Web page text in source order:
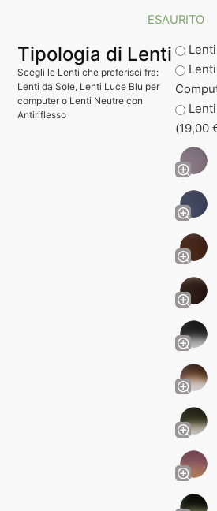
ESAURITO
Tipologia di Lenti
Scegli le Lenti che preferisci fra:
Lenti da Sole, Lenti Luce Blu per
computer o Lenti Neutre con
Antiriflesso
(19,00